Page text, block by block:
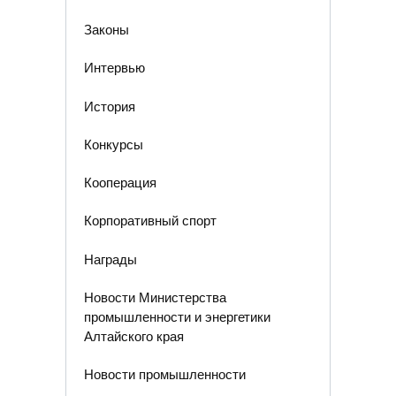
Законы
Интервью
История
Конкурсы
Кооперация
Корпоративный спорт
Награды
Новости Министерства
промышленности и энергетики
Алтайского края
Новости промышленности